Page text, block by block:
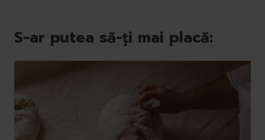
S-ar putea să-ți mai placă: